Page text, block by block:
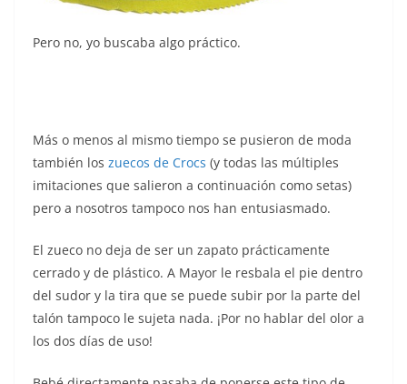
Pero no, yo buscaba algo práctico.
Más o menos al mismo tiempo se pusieron de moda
también los zuecos de Crocs (y todas las múltiples
imitaciones que salieron a continuación como setas)
pero a nosotros tampoco nos han entusiasmado.
El zueco no deja de ser un zapato prácticamente
cerrado y de plástico. A Mayor le resbala el pie dentro
del sudor y la tira que se puede subir por la parte del
talón tampoco le sujeta nada. ¡Por no hablar del olor a
los dos días de uso!